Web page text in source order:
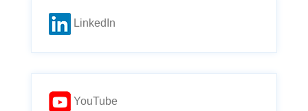
LinkedIn
YouTube